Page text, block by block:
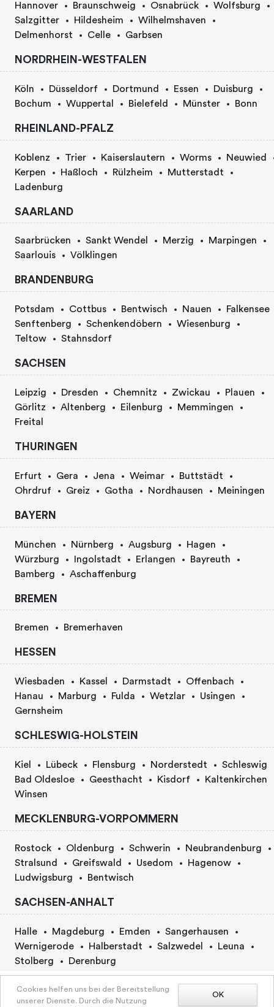
auswählen
Hannover Braunschweig Osnabrück
Wolfsburg
Salzgitter
Hildesheim
Wilhelmshaven
Delmenhorst
Celle Garbsen
NORDRHEIN-WESTFALEN
Köln Düsseldorf Dortmund Essen
Duisburg
Bochum
Wuppertal Bielefeld Münster Bonn
RHEINLAND-PFALZ
Koblenz Trier Kaiserslautern Worms
Neuwied
Kerpen
Haßloch Rülzheim
Mutterstadt
Ladenburg
SAARLAND
Saarbrücken Sankt Wendel Merzig
Marpingen
Saarlouis
Völklingen
BRANDENBURG
Potsdam Cottbus Bentwisch Nauen
Falkensee
Senftenberg
Schenkendöbern
Wiesenburg
Teltow
Stahnsdorf
SACHSEN
Leipzig Dresden Chemnitz Zwickau
Plauen
Görlitz
Altenberg Eilenburg
Memmingen
Freital
THURINGEN
Erfurt Gera Jena Weimar
Buttstädt
Ohrdruf
Greiz Gotha Nordhausen Meiningen
BAYERN
München Nürnberg Augsburg
Hagen
Würzburg
Ingolstadt Erlangen
Bayreuth
Bamberg
Aschaffenburg
BREMEN
Bremen Bremerhaven
HESSEN
Wiesbaden Kassel Darmstadt
Offenbach
Hanau
Marburg Fulda Wetzlar
Usingen
Gernsheim
SCHLESWIG-HOLSTEIN
Kiel Lübeck Flensburg Norderstedt
Schleswig
Bad Oldesloe
Geesthacht Kisdorf
Kaltenkirchen
Winsen
MECKLENBURG-VORPOMMERN
Rostock Oldenburg Schwerin
Neubrandenburg
Stralsund
Greifswald Usedom
Hagenow
Ludwigsburg
Bentwisch
SACHSEN-ANHALT
Halle Magdeburg Emden
Sangerhausen
Wernigerode
Halberstadt Salzwedel
Leuna
Stolberg
Derenburg
BERLIN
OK
Cookies helfen uns bei der Bereitstellung
unserer Dienste. Durch die Nutzung